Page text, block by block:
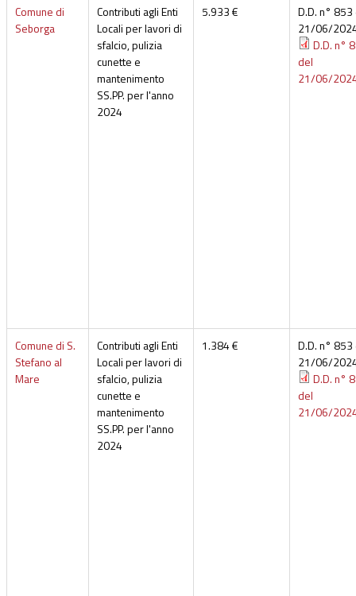
Comune di
Seborga
Contributi agli Enti
Locali per lavori di
sfalcio, pulizia
cunette e
mantenimento
SS.PP. per l'anno
2024
5.933 €
D.D. n°
21/06/
D.D. n°
del
21/06/
Comune di S.
Stefano al
Mare
Contributi agli Enti
Locali per lavori di
sfalcio, pulizia
cunette e
mantenimento
SS.PP. per l'anno
2024
1.384 €
D.D. n°
21/06/
D.D. n°
del
21/06/